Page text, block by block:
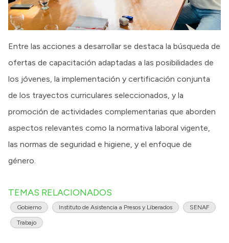
Entre las acciones a desarrollar se destaca la búsqueda de
ofertas de capacitación adaptadas a las posibilidades de
los jóvenes, la implementación y certificación conjunta
de los trayectos curriculares seleccionados, y la
promoción de actividades complementarias que aborden
aspectos relevantes como la normativa laboral vigente,
las normas de seguridad e higiene, y el enfoque de
género.
TEMAS RELACIONADOS
Gobierno Instituto de Asistencia a Presos y Liberados SENAF
Trabajo